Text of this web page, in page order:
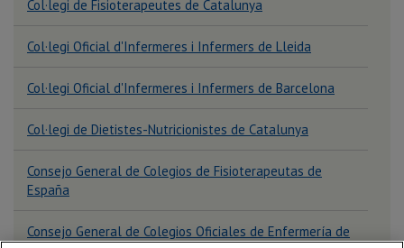
Doble titulació: Grau en CAFE i Grau
en Fisioteràpia
Col·legi de Fisioterapeutes de Catalunya
Col·legi Oficial d'Infermeres i Infermers de Lleida
Col·legi Oficial d'Infermeres i Infermers de Barcelona
Col·legi de Dietistes-Nutricionistes de Catalunya
Consejo General de Colegios de Fisioterapeutas de
España
Consejo General de Colegios Oficiales de Enfermería de